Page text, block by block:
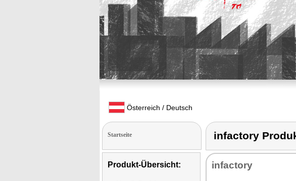
Österreich / Deutsch
Startseite
Produkt-Übersicht:
infactory
infactory